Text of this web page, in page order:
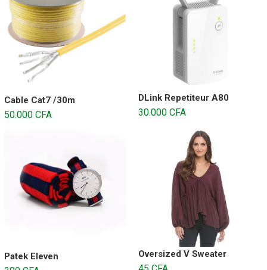
Cable Cat7 /30m
50.000 CFA
Patek Eleven
DLink Repetiteur A80
30.000 CFA
Oversized V Sweater